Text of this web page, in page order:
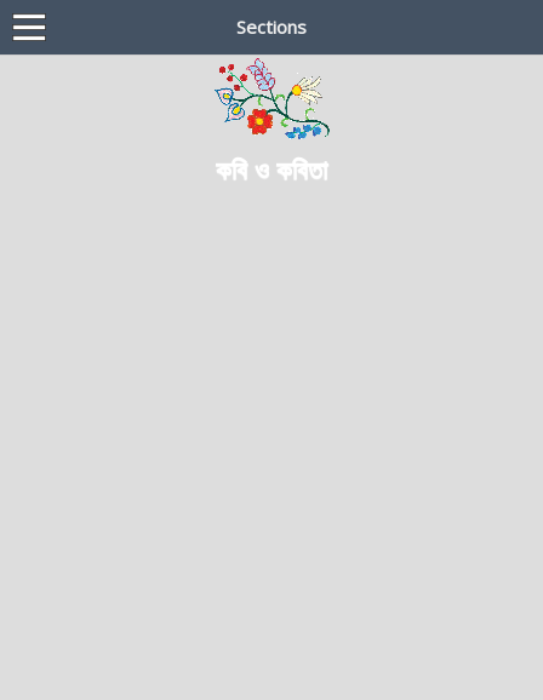
Sections
কবি ও কবিতা